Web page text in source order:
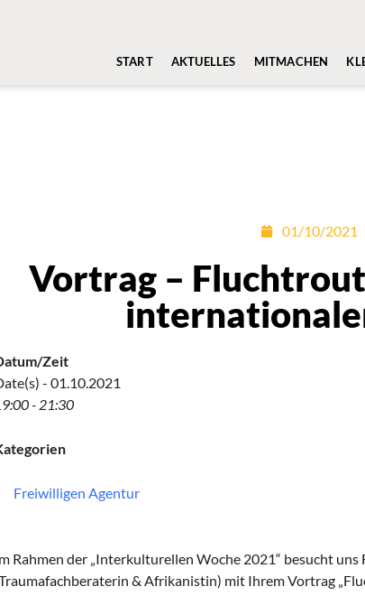
START AKTUELLES MITMACHEN
01/10/2021
Vortrag –
Zeit
- 01.10.2021
- 21:30
Freiwilligen Agentur
Rahmen der „Interkulturellen Woche 2021“ besucht uns
& Afrikanistin) mit Ihrem Vortrag